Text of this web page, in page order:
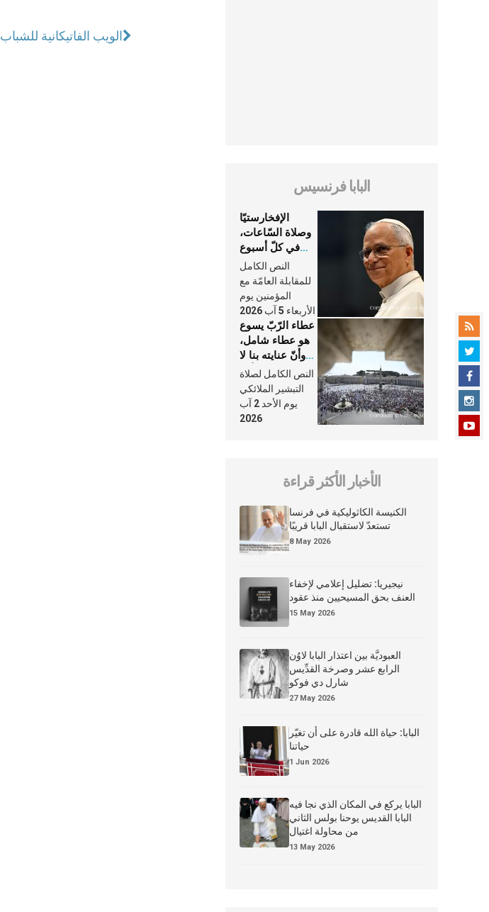
Pope2 you، الويب الفاتيكانية للشباب
البابا فرنسيس
الإفخارستيّا
وصلاة السّاعات،
في كلّ أسبوع
وكلّ يوم، هما
النَّفَس في حياة
الكنيسة
النص الكامل
للمقابلة العامّة مع
المؤمنين يوم
الأربعاء 5 آب 2026
عطاء الرّبّ يسوع
هو عطاء شامل،
وأنّ عنايته بنا لا
تغيب عنّا أبدًا
النص الكامل لصلاة
التبشير الملائكي
يوم الأحد 2 آب
2026
الأخبار الأكثر قراءة
الكنيسة الكاثوليكية في فرنسا
تستعدّ لاستقبال البابا قريبًا
8 May 2026
نيجيريا: تضليل إعلامي لإخفاء
العنف بحق المسيحيين منذ عقود
15 May 2026
العبوديَّة بين اعتذار البابا لاوُن
الرابع عشر وصرخة القدِّيس
شارل دي فوكو
27 May 2026
البابا: حياة الله قادرة على أن تغيّر
حياتنا
1 Jun 2026
البابا يركع في المكان الذي نجا فيه
البابا القديس يوحنا بولس الثاني
من محاولة اغتيال
13 May 2026